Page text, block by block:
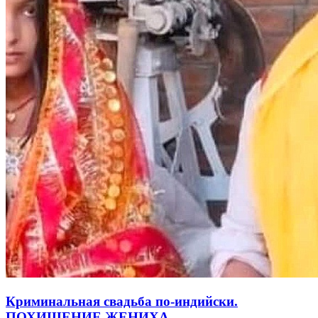
Криминальная свадьба по-индийски.